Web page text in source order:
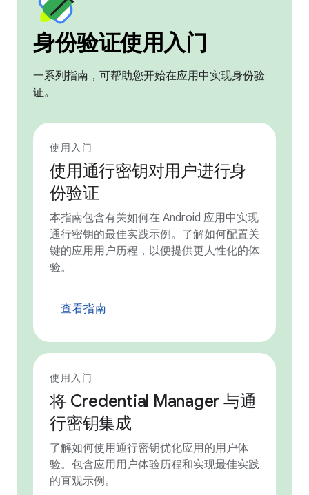
身份验证使用入门
一系列指南，可帮助您开始在应用中实现身份验
证。
使用入门
使用通行密钥对用户进行身
份验证
本指南包含有关如何在 Android 应用中实现
通行密钥的最佳实践示例。了解如何配置关
键的应用用户历程，以便提供更人性化的体
验。
查看指南
使用入门
将 Credential Manager 与通
行密钥集成
了解如何使用通行密钥优化应用的用户体
验。包含应用用户体验历程和实现最佳实践
的直观示例。